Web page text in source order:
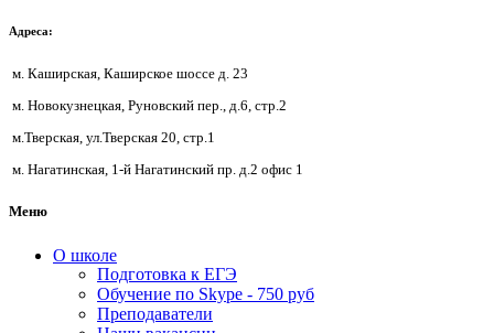
Адреса:
м. Каширская, Каширское шоссе д. 23
м. Новокузнецкая, Руновский пер., д.6, стр.2
м.Тверская, ул.Тверская 20, стр.1
м. Нагатинская, 1-й Нагатинский пр. д.2 офис 1
Меню
О школе
Подготовка к ЕГЭ
Обучение по Skype - 750 руб
Преподаватели